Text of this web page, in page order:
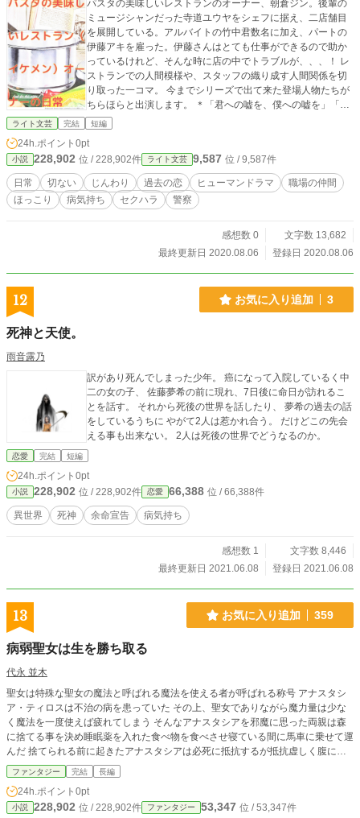
パスタの美味しいレストランのオーナー、朝倉ジン。後輩の
ミュージシャンだった寺道ユウヤをシェフに据え、二店舗目
を展開している。アルバイトの竹中君数名に加え、パートの
伊藤アキを雇った。伊藤さんはとても仕事ができるので助か
っているけれど、そんな時に店の中でトラブルが、、、！ レ
ストランでの人間模様や、スタッフの織り成す人間関係を切
り取った一コマ。 今までシリーズで出て来た登場人物たちが
ちらほらと出演します。 ＊「君への嘘を、僕への嘘を」「と
なりの窓の灯り」、「空白の７階、もっと空っぽなその上の
り真面目に恋をする」と同じ世界線のお話です。 今回のお話
でシリーズ終了となります。続けて読んで頂きましてありが
とうございました！ 同じ時を生きているけれど、同じではな
い。それぞれの人生が少しずつ絡まっている様子をお楽しみ
ください。
ライト文芸 完結 短編
24h.ポイント 0pt
小説 228,902 位 / 228,902件 ライト文芸 9,587 位 / 9,587件
日常 切ない じんわり 過去の恋 ヒューマンドラマ
職場の仲間
ほっこり
病気持ち セクハラ 警察
感想数 0
文字数 13,682
最終更新日 2020.08.06
登録日 2020.08.06
12 お気に入り追加 3
死神と天使。
雨音露乃
訳があり死んでしまった少年。 癌になって入院しているく中
二の女の子、 佐藤夢希の前に現れ、7日後に命日が訪れるこ
とを話す。 それから死後の世界を話したり、 夢希の過去の話
をしているうちに やがて2人は惹かれ合う。 だけどこの先会
える事も出来ない。 2人は死後の世界でどうなるのか。
恋愛 完結 短編
24h.ポイント 0pt
小説 228,902 位 / 228,902件 恋愛 66,388 位 / 66,388件
異世界 死神 余命宣告 病気持ち
感想数 1
文字数 8,446
最終更新日 2021.06.08
登録日 2021.06.08
13 お気に入り追加 359
病弱聖女は生を勝ち取る
代永 並木
聖女は特殊な聖女の魔法と呼ばれる魔法を使える者が呼ばれる称号 アナスタシ
ア・ティロスは不治の病を患っていた その上、聖女でありながら魔力量は少な
く魔法を一度使えば疲れてしまう そんなアナスタシアを邪魔に思った両親は森
に捨てる事を決め睡眠薬を入れた食べ物を食べさせ寝ている間に馬車に乗せて運
んだ 捨てられる前に起きたアナスタシアは必死に抵抗するが抵抗虚しく腹に剣
を突き刺されてしまう 傷を負ったまま森の中に捨てられてたアナスタシアは必
死に生きようと足掻く そんな中不幸は続き魔物に襲われてしまうが死の淵で絶
望の底で歯車が噛み合い力が覚醒する それでもまだ不幸は続く、アナスタシア
は己のやれる事を全力で成す
ファンタジー 完結 長編
24h.ポイント 0pt
小説 228,902 位 / 228,902件 ファンタジー 53,347 位 / 53,347件